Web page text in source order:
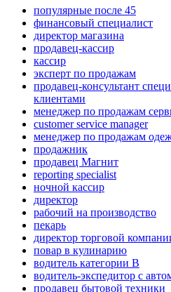
популярные после 45
финансовый специалист
директор магазина
продавец-кассир
кассир
эксперт по продажам
продавец-консультант
клиентами
менеджер по продажам
customer service manager
менеджер по продажам
продажник
продавец Магнит
reporting specialist
ночной кассир
директор
рабочий на производство
пекарь
директор торговой
повар в кулинарию
водитель категории B
водитель-экспедитор с
продавец бытовой техники